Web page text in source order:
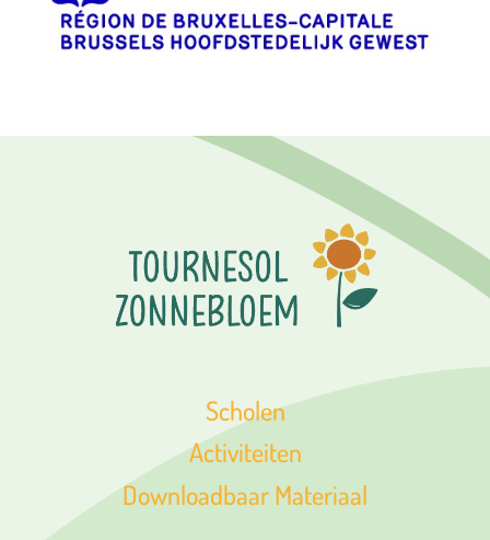
Scholen
Activiteiten
Downloadbaar Materiaal